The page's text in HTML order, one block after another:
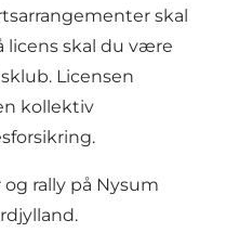
skal
licens skal du være
Licensen
kollektiv
rally på Nysum